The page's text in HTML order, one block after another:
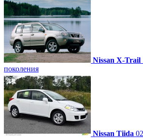
Nissan X-Trail
поколения
Nissan Tiida